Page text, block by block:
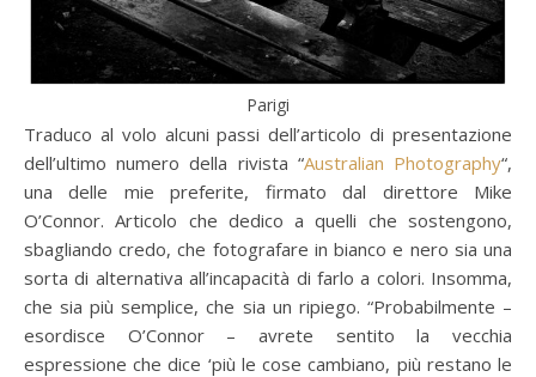
Parigi
Traduco al volo alcuni passi dell’articolo di presentazione
dell’ultimo numero della rivista “Australian Photography“,
una delle mie preferite, firmato dal direttore Mike
O’Connor. Articolo che dedico a quelli che sostengono,
sbagliando credo, che fotografare in bianco e nero sia una
sorta di alternativa all’incapacità di farlo a colori. Insomma,
che sia più semplice, che sia un ripiego. “Probabilmente –
esordisce O’Connor – avrete sentito la vecchia
espressione che dice ‘più le cose cambiano, più restano le